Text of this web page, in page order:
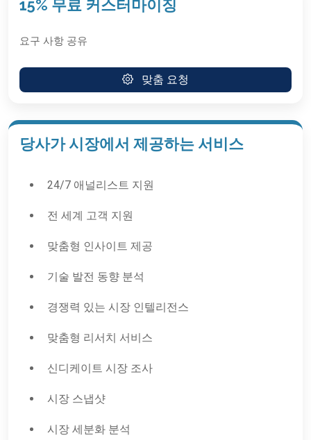
15% 무료 커스터마이징
요구 사항 공유
맞춤 요청
당사가 시장에서 제공하는 서비스
24/7 애널리스트 지원
전 세계 고객 지원
맞춤형 인사이트 제공
기술 발전 동향 분석
경쟁력 있는 시장 인텔리전스
맞춤형 리서치 서비스
신디케이트 시장 조사
시장 스냅샷
시장 세분화 분석